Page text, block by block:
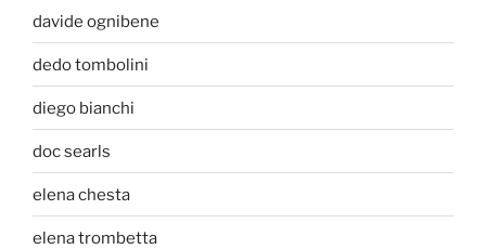
davide ognibene
dedo tombolini
diego bianchi
doc searls
elena chesta
elena trombetta